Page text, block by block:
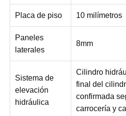
Placa de piso 10 milímetros
Paneles
laterales
8mm
Sistema de
elevación
hidráulica
Cilindro
final del
confirmada
carrocería y